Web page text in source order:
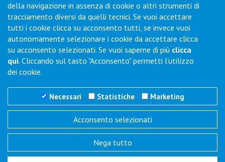
Via Collodi, 1 - Loc. Chiano - 50028 Barberino Tavarnelle (FI) -
Italy
Tel.+39 0577-6501Fax+39 0577-650216
Commenti / Richieste
Trigano Servizi S.r.l.
REA N° SI 143123 - Cap. Soc. 100.000 i.v.
della navigazione in assenza di cookie o altri strumenti di
tracciamento diversi da quelli tecnici. Se vuoi accettare
tutti i cookie clicca su acconsento tutti, se invece vuoi
autonomamente selezionare i cookie da accettare clicca
su acconsento selezionati. Se vuoi saperne di più clicca
qui. Cliccando sul tasto "Acconsento" permetti l'utilizzo
dei cookie.
Necessari Statistiche Marketing
Acconsento selezionati
Nega tutto